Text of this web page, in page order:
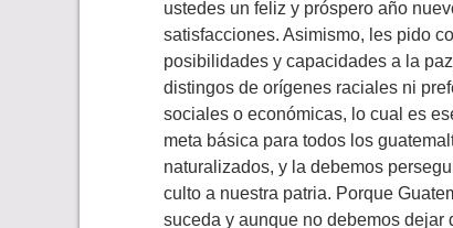
ustedes un feliz y próspero año
satisfacciones. Asimismo, les pido
posibilidades y capacidades a la
distingos de orígenes raciales ni
sociales o económicas, lo cual es
meta básica para todos los
naturalizados, y la debemos
culto a nuestra patria. Porque
suceda y aunque no debemos